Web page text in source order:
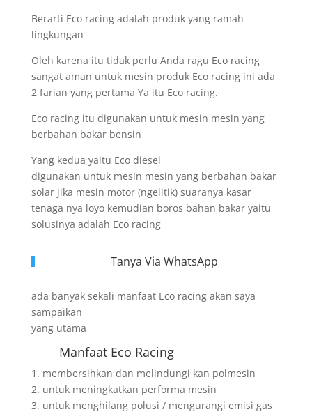
Berarti Eco racing adalah produk yang ramah
lingkungan
Oleh karena itu tidak perlu Anda ragu Eco racing
sangat aman untuk mesin produk Eco racing ini ada
2 farian yang pertama Ya itu Eco racing.
Eco racing itu digunakan untuk mesin mesin yang
berbahan bakar bensin
Yang kedua yaitu Eco diesel
digunakan untuk mesin mesin yang berbahan bakar
solar jika mesin motor (ngelitik) suaranya kasar
tenaga nya loyo kemudian boros bahan bakar yaitu
solusinya adalah Eco racing
Tanya Via WhatsApp
ada banyak sekali manfaat Eco racing akan saya
sampaikan
yang utama
Manfaat Eco Racing
1. membersihkan dan melindungi kan polmesin
2. untuk meningkatkan performa mesin
3. untuk menghilang polusi / mengurangi emisi gas